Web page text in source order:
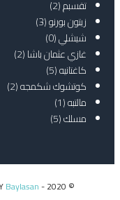
تقسبم(2)
زيتون بورنو(3)
شيشلي(0)
غازي عثمان باشا(2)
كاغتانيه(5)
كوتشوك شكمجه(2)
مالتبه(1)
مسلك(5)
© 2020 - Ario Group REAL ESTATES DESIGNED BY
Baylasan